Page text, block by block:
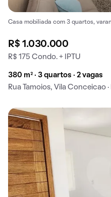
Casa mobiliada com 3 quartos,
R$ 1.030.000
R$ 175 Condo. + IPTU
380 m² · 3 quartos · 2 vagas
Rua Tamoios, Vila Conceicao